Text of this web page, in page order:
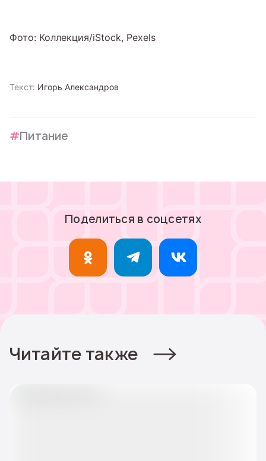
Фото: Коллекция/iStock, Pexels
Текст: Игорь Александров
Питание
Поделиться в соцсетях
Читайте также